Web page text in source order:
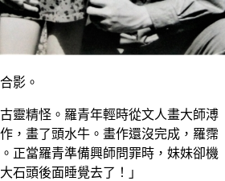
影。
靈精怪。羅青年輕時從文人畫大師溥
，畫了頭水牛。畫作還沒完成，羅霈
正當羅青準備興師問罪時，妹妹卻機
石頭後面睡覺去了！」